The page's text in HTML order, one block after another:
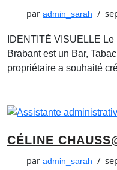
par admin_sarah
IDENTITÉ VISUELLE
Brabant est un Bar,
propriétaire a souhaité
CÉLINE
par admin_sarah